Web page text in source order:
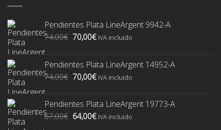
Pendientes Plata LineArgent 9942-A
74,00€ El
era:
74,00€.
70,00€El
es:
70,00€.
IVA incluido
Pendientes Plata LineArgent 14952-A
74,00€ El
era:
74,00€.
70,00€El
es:
70,00€.
IVA incluido
Pendientes Plata LineArgent 19773-A
67,00€ El
64,00€ElIVA incluido